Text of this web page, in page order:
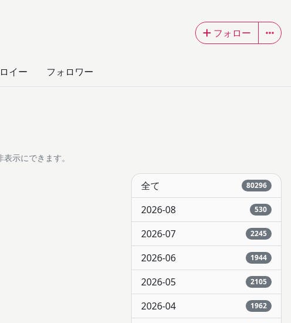
フォロー
イー フォロワー
示にできます。
全て 80296
2026-08 530
2026-07 2245
2026-06 1944
2026-05 2105
2026-04 1962